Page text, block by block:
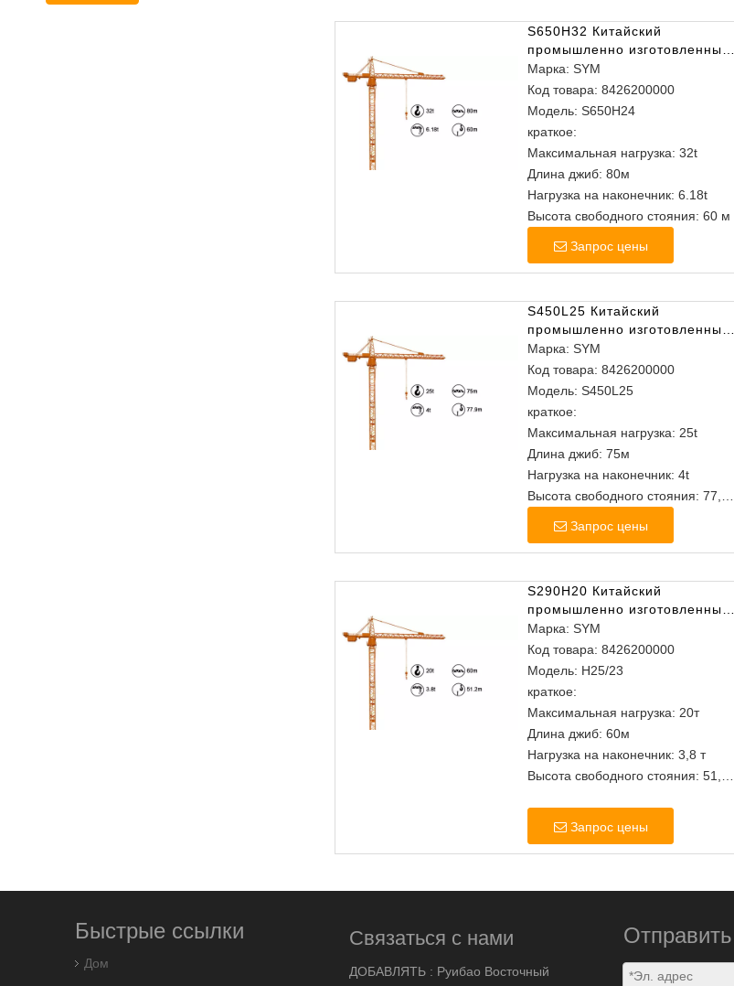
S650H32 Китайский
промышленно изготовленные
из головного крана
Марка: SYM
Код товара: 8426200000
Модель: S650H24
краткое:
Максимальная нагрузка: 32t
Длина джиб: 80м
Нагрузка на наконечник: 6.18t
Высота свободного стояния: 60 м
Запрос цены
S450L25 Китайский
промышленно изготовленным
изголовам башня
Марка: SYM
Код товара: 8426200000
Модель: S450L25
краткое:
Максимальная нагрузка: 25t
Длина джиб: 75м
Нагрузка на наконечник: 4t
Высота свободного стояния: 77,9
Запрос цены
S290H20 Китайский
промышленно изготовленные
изголова башня башня
Марка: SYM
Код товара: 8426200000
Модель: H25/23
краткое:
Максимальная нагрузка: 20т
Длина джиб: 60м
Нагрузка на наконечник: 3,8 т
Высота свободного стояния: 51,2
Запрос цены
Быстрые ссылки
Дом
Связаться с нами
ДОБАВЛЯТЬ : Руибао Восточный